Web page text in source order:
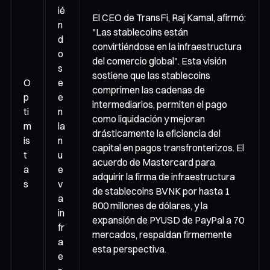
O
p
ti
m
is
t
a
s
ié
n
d
o
s
e
e
n
la
n
u
e
v
a
in
fr
a
e
El CEO de TransFi, Raj Kamal, afirmó:
"Las stablecoins están
convirtiéndose en la infraestructura
del comercio global". Esta visión
sostiene que las stablecoins
comprimen las cadenas de
intermediarios, permiten el pago
como liquidación y mejoran
drásticamente la eficiencia del
capital en pagos transfronterizos. El
acuerdo de Mastercard para
adquirir la firma de infraestructura
de stablecoins BVNK por hasta 1
800 millones de dólares, y la
expansión de PYUSD de PayPal a 70
mercados, respaldan firmemente
esta perspectiva.